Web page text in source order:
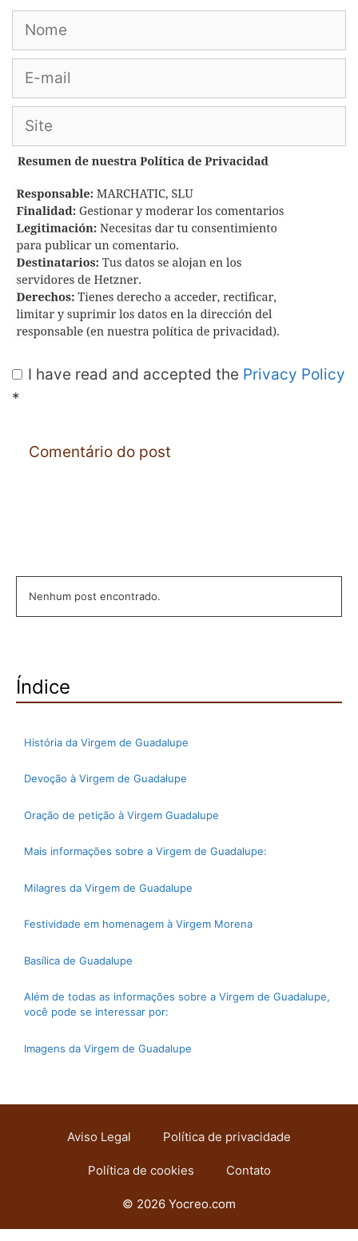
Nome
E-
Site
I have read and accepted the Privacy Policy
*
Nenhum post encontrado.
Índice
História da Virgem de Guadalupe
Devoção à Virgem de Guadalupe
Oração de petição à Virgem Guadalupe
Mais informações sobre a Virgem de Guadalupe:
Milagres da Virgem de Guadalupe
Festividade em homenagem à Virgem Morena
Basílica de Guadalupe
Além de todas as informações sobre a Virgem de Guadalupe,
você pode se interessar por:
Imagens da Virgem de Guadalupe
Aviso Legal Política de privacidade
Política de cookies Contato
© 2026 Yocreo.com